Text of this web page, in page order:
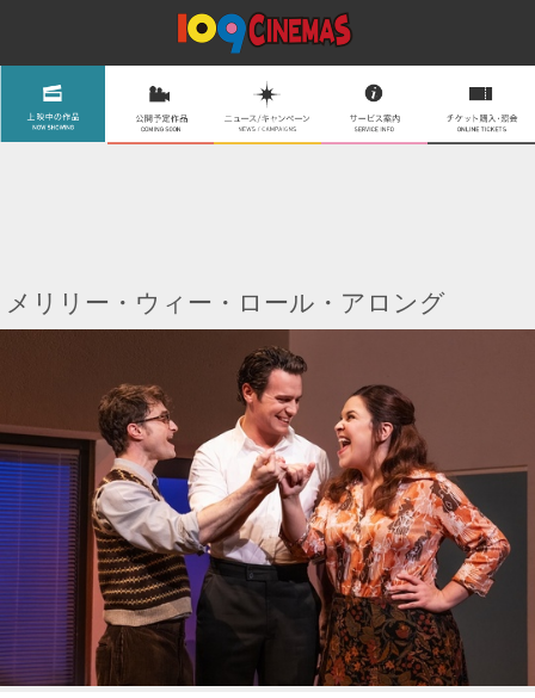
メリリー・ウィー・ロール・アロング